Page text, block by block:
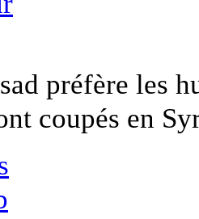
préfère les
coupés en